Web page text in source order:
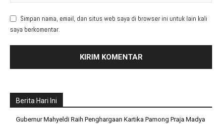
Simpan nama, email, dan situs web saya di browser ini untuk lain kali
saya berkomentar.
Berita Hari Ini
Gubernur Mahyeldi Raih Penghargaan Kartika Pamong Praja Madya